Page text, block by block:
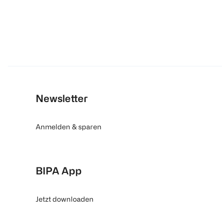
Newsletter
Anmelden & sparen
BIPA App
Jetzt downloaden